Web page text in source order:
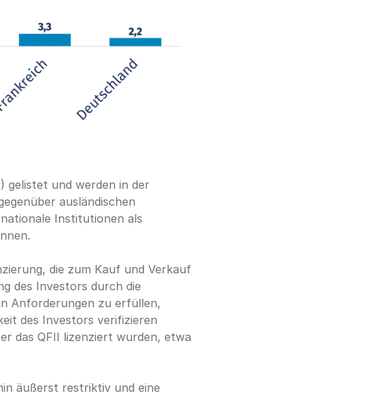
gelistet und werden in der
ausländischen
Institutionen als
die zum Kauf und Verkauf
des Investors durch die
Anforderungen zu erfüllen,
des Investors verifizieren
das QFII lizenziert wurden, etwa
äußerst restriktiv und eine